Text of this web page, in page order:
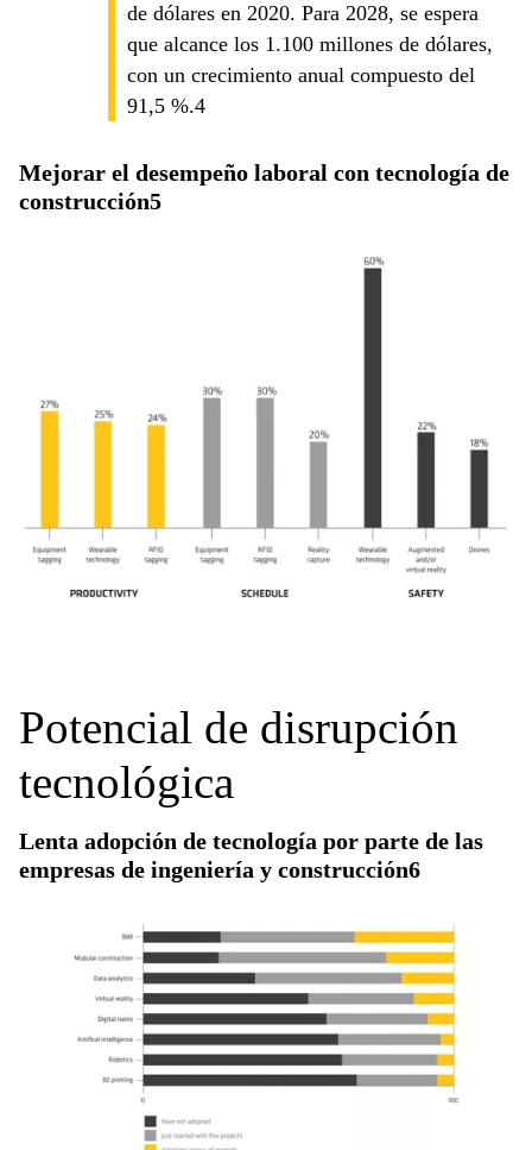
de dólares en 2020. Para 2028, se espera
que alcance los 1.100 millones de dólares,
con un crecimiento anual compuesto del
91,5 %.4
Mejorar el desempeño laboral con tecnología de
construcción5
Potencial de disrupción
tecnológica
Lenta adopción de tecnología por parte de las
empresas de ingeniería y construcción6